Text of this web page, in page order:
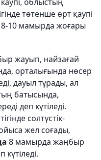
облыстың
төтенше өрт қаупі
8-10 мамырда жоғары
жауып, найзағай
орталығында нөсер
дауыл тұрады, ал
батысында,
деп күтіледі.
солтүстік-
жел соғады,
8 мамырда жаңбыр